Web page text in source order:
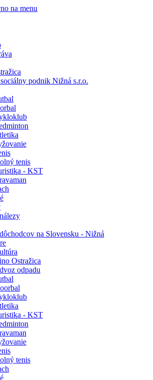
na menu
podnik Nižná s.r.o.
tenis
- KST
na Slovensku - Nižná
Ostražica
odpadu
- KST
tenis